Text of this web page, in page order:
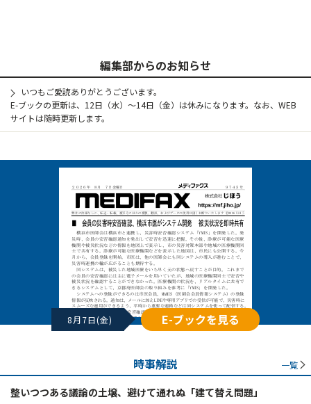
編集部からのお知らせ
いつもご愛読ありがとうございます。
E-ブックの更新は、12日（水）～14日（金）は休みになります。なお、WEB
サイトは随時更新します。
8月7日(金) E-ブックを見る
時事解説 一覧
整いつつある議論の土壌、避けて通れぬ「建て替え問題」